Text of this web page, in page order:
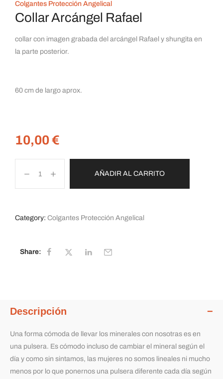
Colgantes Protección Angelical
Collar Arcángel Rafael
collar con imagen grabada del arcángel Rafael y shungita en
la parte posterior.
60 cm de largo aprox.
10,00€
AÑADIR AL CARRITO
Category: Colgantes Protección Angelical
Share:
Descripción
Una forma cómoda de llevar los minerales con nosotras es en
una pulsera. Es cómodo incluso de cambiar el mineral según el
día y como sin sintamos, las mujeres no somos lineales ni mucho
menos por lo que ponernos una pulsera diferente cada día según